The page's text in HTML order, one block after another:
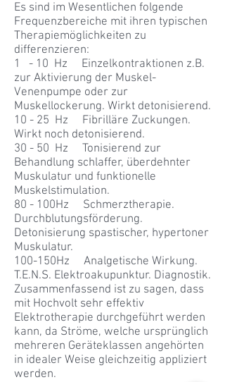
Es sind im Wesentlichen folgende
Frequenzbereiche mit ihren typischen
Therapiemöglichkeiten zu
differenzieren:
1 - 10 Hz Einzelkontraktionen z.B.
zur Aktivierung der Muskel-
Venenpumpe oder zur
Muskellockerung. Wirkt detonisierend.
10 - 25 Hz Fibrilläre Zuckungen.
Wirkt noch detonisierend.
30 - 50 Hz Tonisierend zur
Behandlung schlaffer, überdehnter
Muskulatur und funktionelle
Muskelstimulation.
80 - 100Hz Schmerztherapie.
Durchblutungsförderung.
Detonisierung spastischer, hypertoner
Muskulatur.
100-150Hz Analgetische Wirkung.
T.E.N.S. Elektroakupunktur. Diagnostik.
Zusammenfassend ist zu sagen, dass
mit Hochvolt sehr effektiv
Elektrotherapie durchgeführt werden
kann, da Ströme, welche ursprünglich
mehreren Geräteklassen angehörten
in idealer Weise gleichzeitig appliziert
werden.